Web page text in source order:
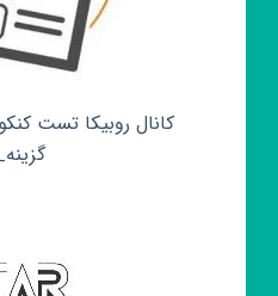
کانال روبیکا تست